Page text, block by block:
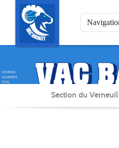
Section du
Panneau de gestion des cookies